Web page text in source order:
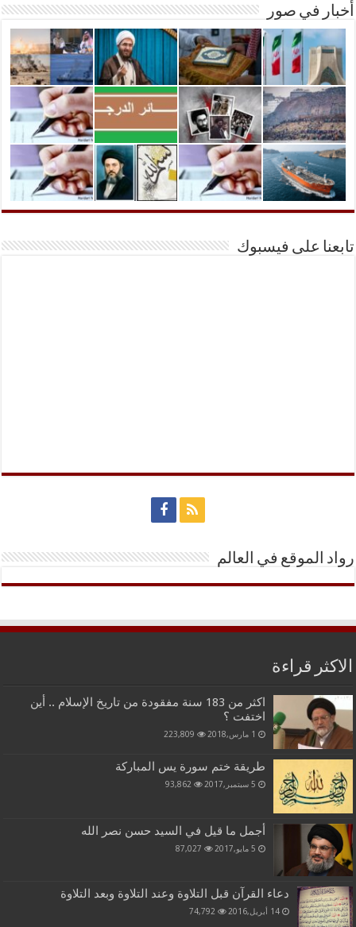
أخبار في صور
تابعنا على فيسبوك
رواد الموقع في العالم
الاكثر قراءة
اكثر من 183 سنة مفقودة من تاريخ الإسلام .. أين
اختفت ؟
1 مارس,2018 223,809
طريقة ختم سورة يس المباركة
5 سبتمبر,2017 93,862
أجمل ما قيل في السيد حسن نصر الله
5 مايو,2017 87,027
دعاء القرآن قبل التلاوة وعند التلاوة وبعد التلاوة
14 أبريل,2016 74,792